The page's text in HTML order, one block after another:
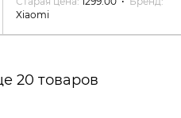
Xiaomi
20 товаров